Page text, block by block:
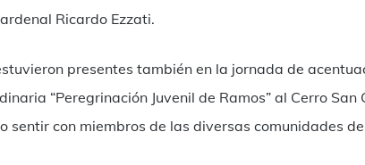
Ricardo Ezzati.
presentes también en la jornada de
“Peregrinación Juvenil de Ramos” al Cerro San
sentir con miembros de las diversas comunidades